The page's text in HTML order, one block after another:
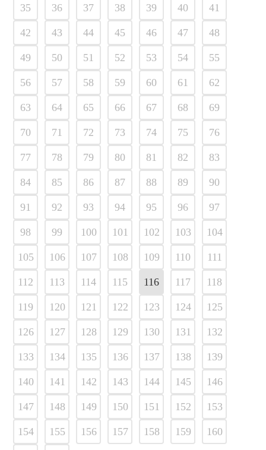
35 36 37 38 39 40 41
42 43 44 45 46 47 48
49 50 51 52 53 54 55
56 57 58 59 60 61 62
63 64 65 66 67 68 69
70 71 72 73 74 75 76
77 78 79 80 81 82 83
84 85 86 87 88 89 90
91 92 93 94 95 96 97
98 99 100 101 102 103 104
105 106 107 108 109 110 111
112 113 114 115 116 117 118
119 120 121 122 123 124 125
126 127 128 129 130 131 132
133 134 135 136 137 138 139
140 141 142 143 144 145 146
147 148 149 150 151 152 153
154 155 156 157 158 159 160